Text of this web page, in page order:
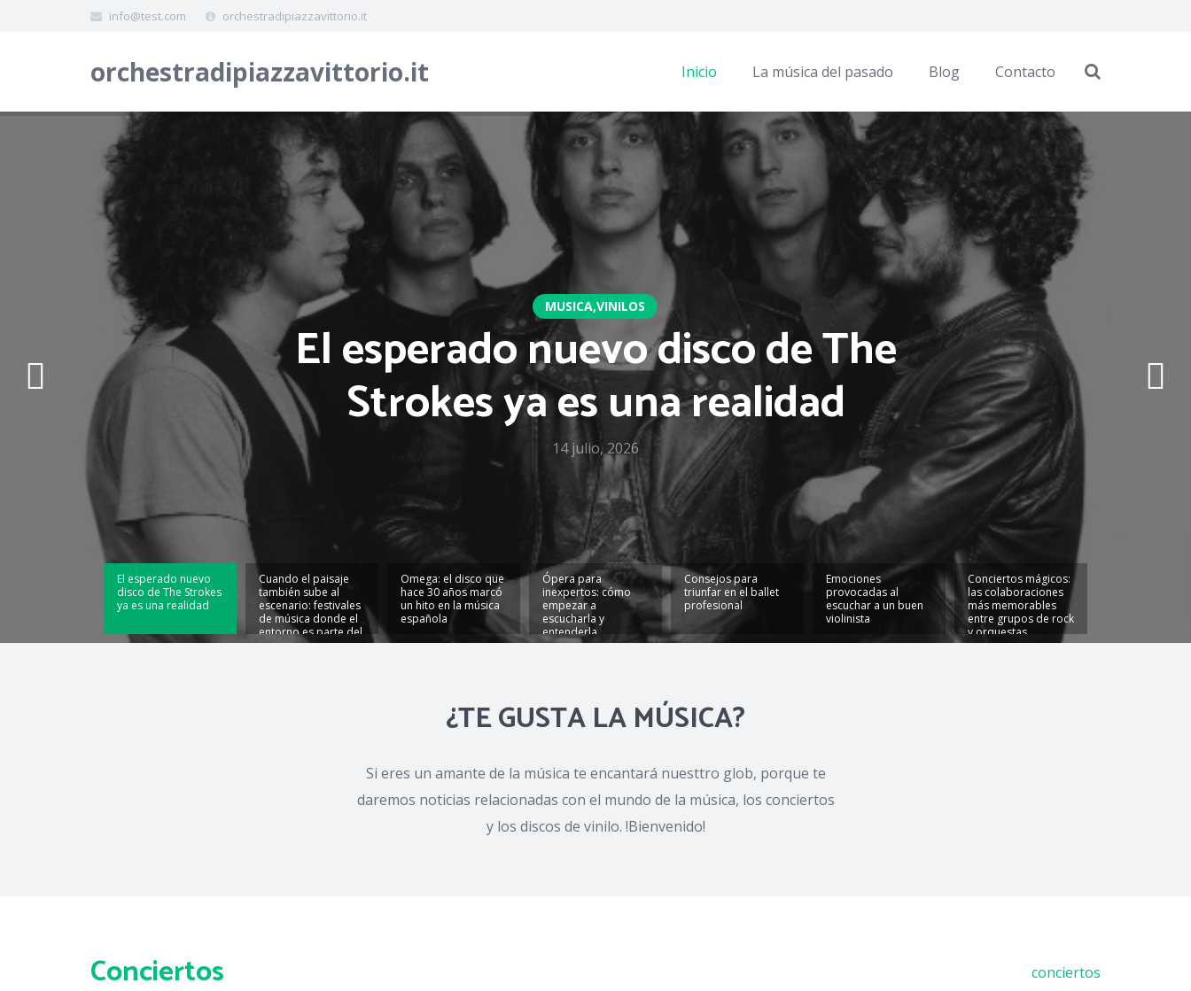
info@test.com orchestradipiazzavittorio.it
orchestradipiazzavittorio.it Inicio La música del pasado Blog Contacto
MUSICA,VINILOS
El esperado nuevo disco de The
Strokes ya es una realidad
14 julio, 2026
El esperado nuevo
disco de The Strokes
ya es una realidad
Cuando el paisaje
también sube al
escenario: festivales
de música donde el
entorno es parte del
espectáculo
Omega: el disco que
hace 30 años marcó
un hito en la música
española
Ópera para
inexpertos: cómo
empezar a
escucharla y
entenderla
Consejos para
triunfar en el ballet
profesional
Emociones
provocadas al
escuchar a un buen
violinista
Conciertos mágicos:
las colaboraciones
más memorables
entre grupos de rock
y orquestas
sinfónicas
¿TE GUSTA LA MÚSICA?
Si eres un amante de la música te encantará nuesttro glob, porque te
daremos noticias relacionadas con el mundo de la música, los conciertos
y los discos de vinilo. !Bienvenido!
Conciertos conciertos